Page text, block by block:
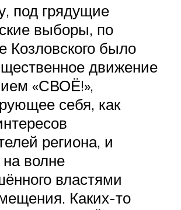
под грядущие
выборы, по
Козловского было
движение
«СВОЁ!»,
себя, как
региона, и
волне
властями
Каких-то